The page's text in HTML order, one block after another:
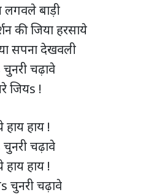
बाड़ी
की जिया हरसाये
सपना देखवली
चढ़ावे
जियs !
हाय !
चढ़ावे
हाय !
चुनरी चढ़ावे